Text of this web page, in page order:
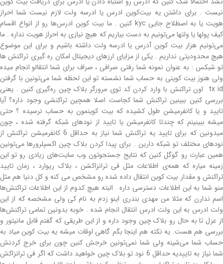
نیست . برای داشتن یه بیت‌کوین ادرس یا ادرسه ولت لازم نیست شما احراز
هویت یا به اصطلاح جایی kyc کنین . ما بیت کوین ادرس‌ها رو از انواع اقسام
کیف پولها یا ولتها می‌تونیم به دست بیاریم که هیچ نیازی به احراز هویت نداره . ما
می‌تونیم هزار بیت کوین آدرس یا ادرسه ولت داشته باشیم و برای این موضوع
هیچ محدودیتی نداریم . یکی از مزایای ارزهای دیجیتال امکان ره گیری تراکنش ها
تو شبکس : به عنوان نمونه شما رفتی صرافی ، صراف برای شما انتقالو انجام میده
ولی هنوز بیت کوینی به حساب شما نشسته تو این لحظه شما می‌تونین با گرفتن
tx id اون تراکنش با وارد کردن کد توی مرورگر بلاک چین ره‌گیری کنین . یعنی
بررسی کنین ببینین تراکنش شما کجاست اصلا همچین تراکنشی وجود داره؟ آیا
تایید و یا کانفرمیشن طول کشیده که بیت کوینمون به حساب نرسیده ؟ حتی
میشه ببینینم که چندتا کانفرمیشن یا تایید از نودهای شبکه گرفته شده ، چون
میدونین که برای تایید یه تراکنش شما نیاز به حداقل 6 کانفرمیشن تراکنش از
نودهای مختلف تو شبکه دارین . برای پیدا کردن بلاک چین اکسپلرورها می‌تونین
همین عبارت رو گوگل کنین که نتایج جستجوتون وب سایت‌های زیادی رو تو این
زمینه میاره که همه‌ی اطلاعات مثل فی ترانزاکشن ، بلاک ریوارد ، زمان تایید
تراکنش و مقدار بیت کوین انتقال داده شده رو مشخص می کنه و کل دنیا هم مثل
منو شما به این اطلاعات دسترسی داره . البته هیچ کدوم از این اطلاعات تراکنش‌ها
اسم ندارن که مثلا من مهدی بندری اینو زدم به نام کی ولی مشخصه که از این
ولت ادرس به این ولت ادرس انتقال انجام شده . خوبه بدونین تمامی تراکنش‌ها
از عزل تا به حال رو بلاک چین وجود داره و از این طریقی که گفتم قابل مانیتور و
بررسی هم هست. یه نکته هم اینجا بگم گاهی اوقات میشه یه بیت کوین میاد به
حساب شما می‌شینه ولی شما نمی‌تونین خرجش کنین چون برای خرج کردنش
شما نیاز به تاییدیه حداقل 6 نود تو بلاک چین خواهید داشت که اگر فی ترانزاکش